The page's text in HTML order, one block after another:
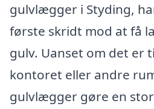
gulvlægger i Styding,
første skridt mod at få
gulv. Uanset om det er
kontoret eller andre
gulvlægger gøre en